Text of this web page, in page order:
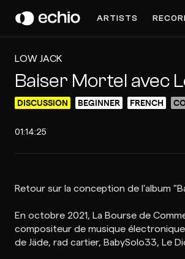
ARTISTS
LOW JACK
Baiser Mortel avec
DISCUSSION BEGINNER FRENCH
01:14:25
Retour sur la conception de l'album
En octobre 2021, La Bourse de
compositeur de musique
de Jäde, rad cartier, BabySolo33, Le